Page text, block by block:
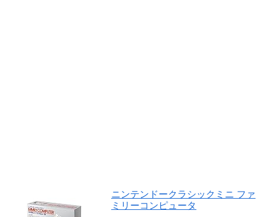
ニンテンドークラシックミニ ファ
ミリーコンピュータ